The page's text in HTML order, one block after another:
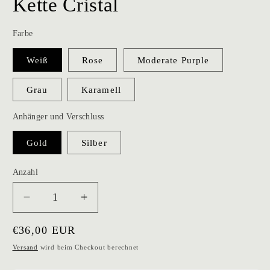
Kette Cristal
Farbe
Weiß Rose Moderate Purple
Grau Karamell
Anhänger und Verschluss
Gold Silber
Anzahl
Verringere
die
Menge
für
Erhöhe
die
für
Normaler
Preis
€36,00 EUR
Versand wird beim Checkout berechnet